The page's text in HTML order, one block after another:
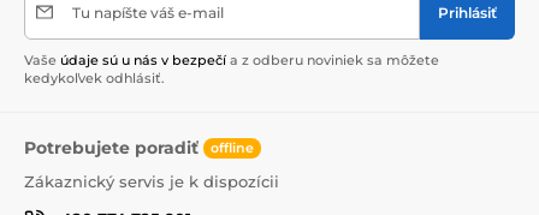
Tu napíšte váš e-mail Prihlásiť
Vaše údaje sú u nás v bezpečí a z odberu noviniek sa môžete
kedykoľvek odhlásiť.
Potrebujete poradiť offline
Zákaznický servis je k dispozícii